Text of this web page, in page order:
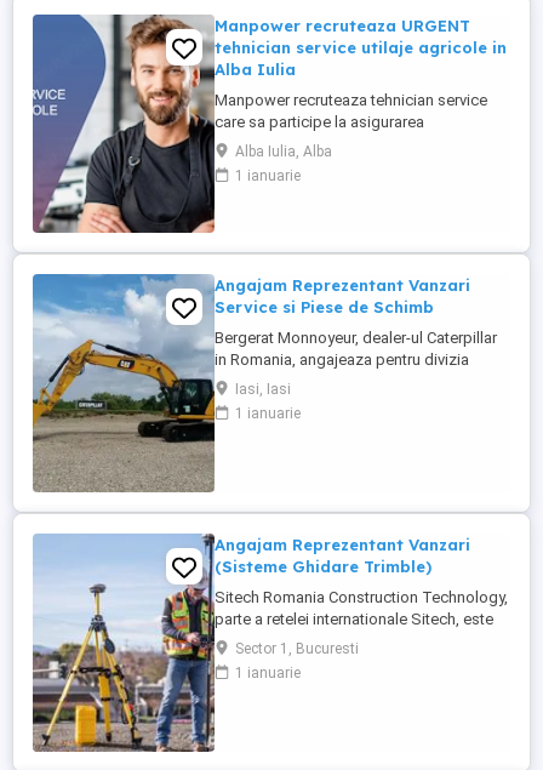
Manpower recruteaza URGENT
tehnician service utilaje agricole in
Alba Iulia
Manpower recruteaza tehnician service
care sa participe la asigurarea
mentenantei, diagnosticarii si repararii
utilajelor agricole (ex: tractoare, combine),
astfel incat acestea sa functioneze la
(mecanica, electrica, ...
Alba Iulia, Alba
1 ianuarie
Angajam Reprezentant Vanzari
Service si Piese de Schimb
Bergerat Monnoyeur, dealer-ul Caterpillar
in Romania, angajeaza pentru divizia
Eneria (motoare si generatoare) -
Reprezentant Vanzari Service pentru zona
Moldova. Studii superioare finalizate în
Iasi, Iasi
1 ianuarie
Angajam Reprezentant Vanzari
(Sisteme Ghidare Trimble)
Sitech Romania Construction Technology,
parte a retelei internationale Sitech, este
unicul dealer Trimble pentru sisteme de
ghidare automata a utilajelor de
constructii si topografie de santier, pe
Sector 1, Bucuresti
1 ianuarie